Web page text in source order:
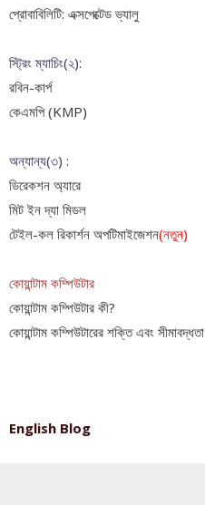
প্রোবাবিলিটি: এক্সপেক্টেড ভ্যালু
স্ট্রিং ম্যাচিং(২):
রবিন-কার্প
কেএমপি (KMP)
অন্যান্য(৩) :
ডিরেকশন অ্যারে
মিট ইন দ্যা মিডল
টেইল-কল রিকার্শন অপটিমাইজেশন(নতুন)
কোয়ান্টাম কম্পিউটার
কোয়ান্টাম কম্পিউটার কী?
কোয়ান্টাম কম্পিউটারের শক্তি এবং সীমাবদ্ধতা
English Blog